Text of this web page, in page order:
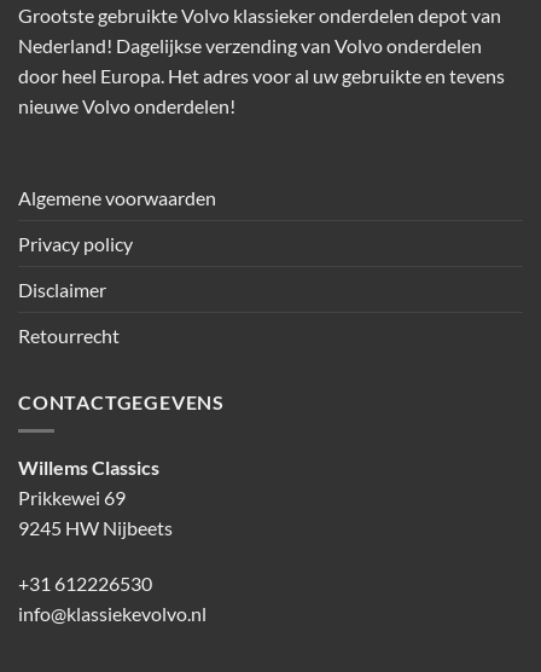
Grootste gebruikte Volvo klassieker onderdelen depot van
Nederland! Dagelijkse verzending van Volvo onderdelen
door heel Europa. Het adres voor al uw gebruikte en tevens
nieuwe Volvo onderdelen!
Algemene voorwaarden
Privacy policy
Disclaimer
Retourrecht
CONTACTGEGEVENS
Willems Classics
Prikkewei 69
9245 HW Nijbeets
+31 612226530
info@klassiekevolvo.nl